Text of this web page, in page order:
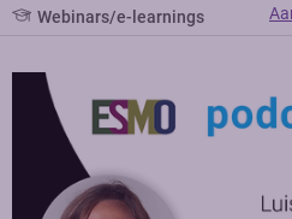
Webinars/e-learnings